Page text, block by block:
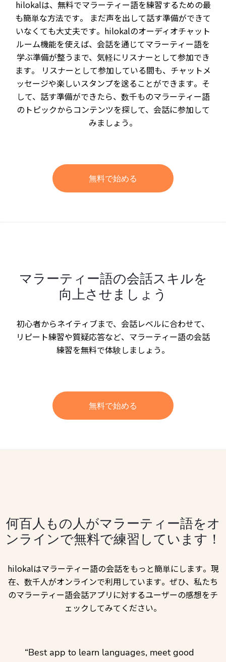
hilokalは、無料でマラーティー語を練習するための最
も簡単な方法です。 まだ声を出して話す準備ができて
いなくても大丈夫です。hilokalのオーディオチャット
ルーム機能を使えば、会話を通じてマラーティー語を
学ぶ準備が整うまで、気軽にリスナーとして参加でき
ます。 リスナーとして参加している間も、チャットメ
ッセージや楽しいスタンプを送ることができます。そ
して、話す準備ができたら、数千ものマラーティー語
のトピックからコンテンツを探して、会話に参加して
みましょう。
無料で始める
マラーティー語の会話スキルを
向上させましょう
初心者からネイティブまで、会話レベルに合わせて、
リピート練習や質疑応答など、マラーティー語の会話
練習を無料で体験しましょう。
無料で始める
何百人もの人がマラーティー語をオ
ンラインで無料で練習しています！
hilokalはマラーティー語の会話をもっと簡単にします。現
在、数千人がオンラインで利用しています。ぜひ、私たち
のマラーティー語会話アプリに対するユーザーの感想をチ
ェックしてみてください。
“Best app to learn languages, meet good